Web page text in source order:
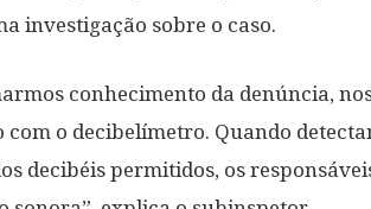
investigação sobre o caso.
conhecimento da denúncia,
com o decibelímetro. Quando
decibéis permitidos, os